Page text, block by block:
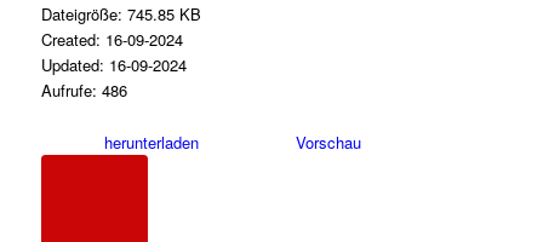
Dateigröße: 745.85 KB
Created: 16-09-2024
Updated: 16-09-2024
Aufrufe: 486
herunterladen Vorschau